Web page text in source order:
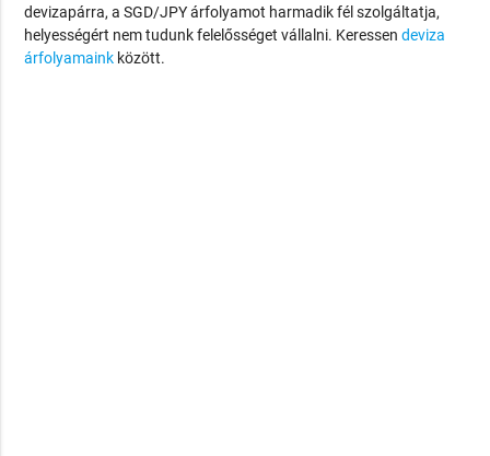
devizapárra, a SGD/JPY árfolyamot harmadik fél szolgáltatja,
helyességért nem tudunk felelősséget vállalni. Keressendeviza
árfolyamaink között.